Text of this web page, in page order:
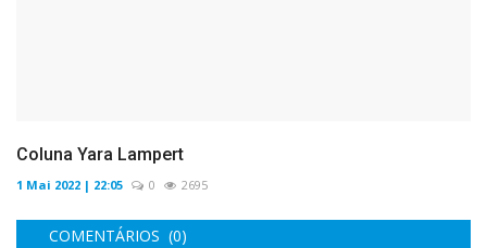
Coluna Yara Lampert
1 Mai 2022 | 22:05 0 2695
COMENTÁRIOS (0)